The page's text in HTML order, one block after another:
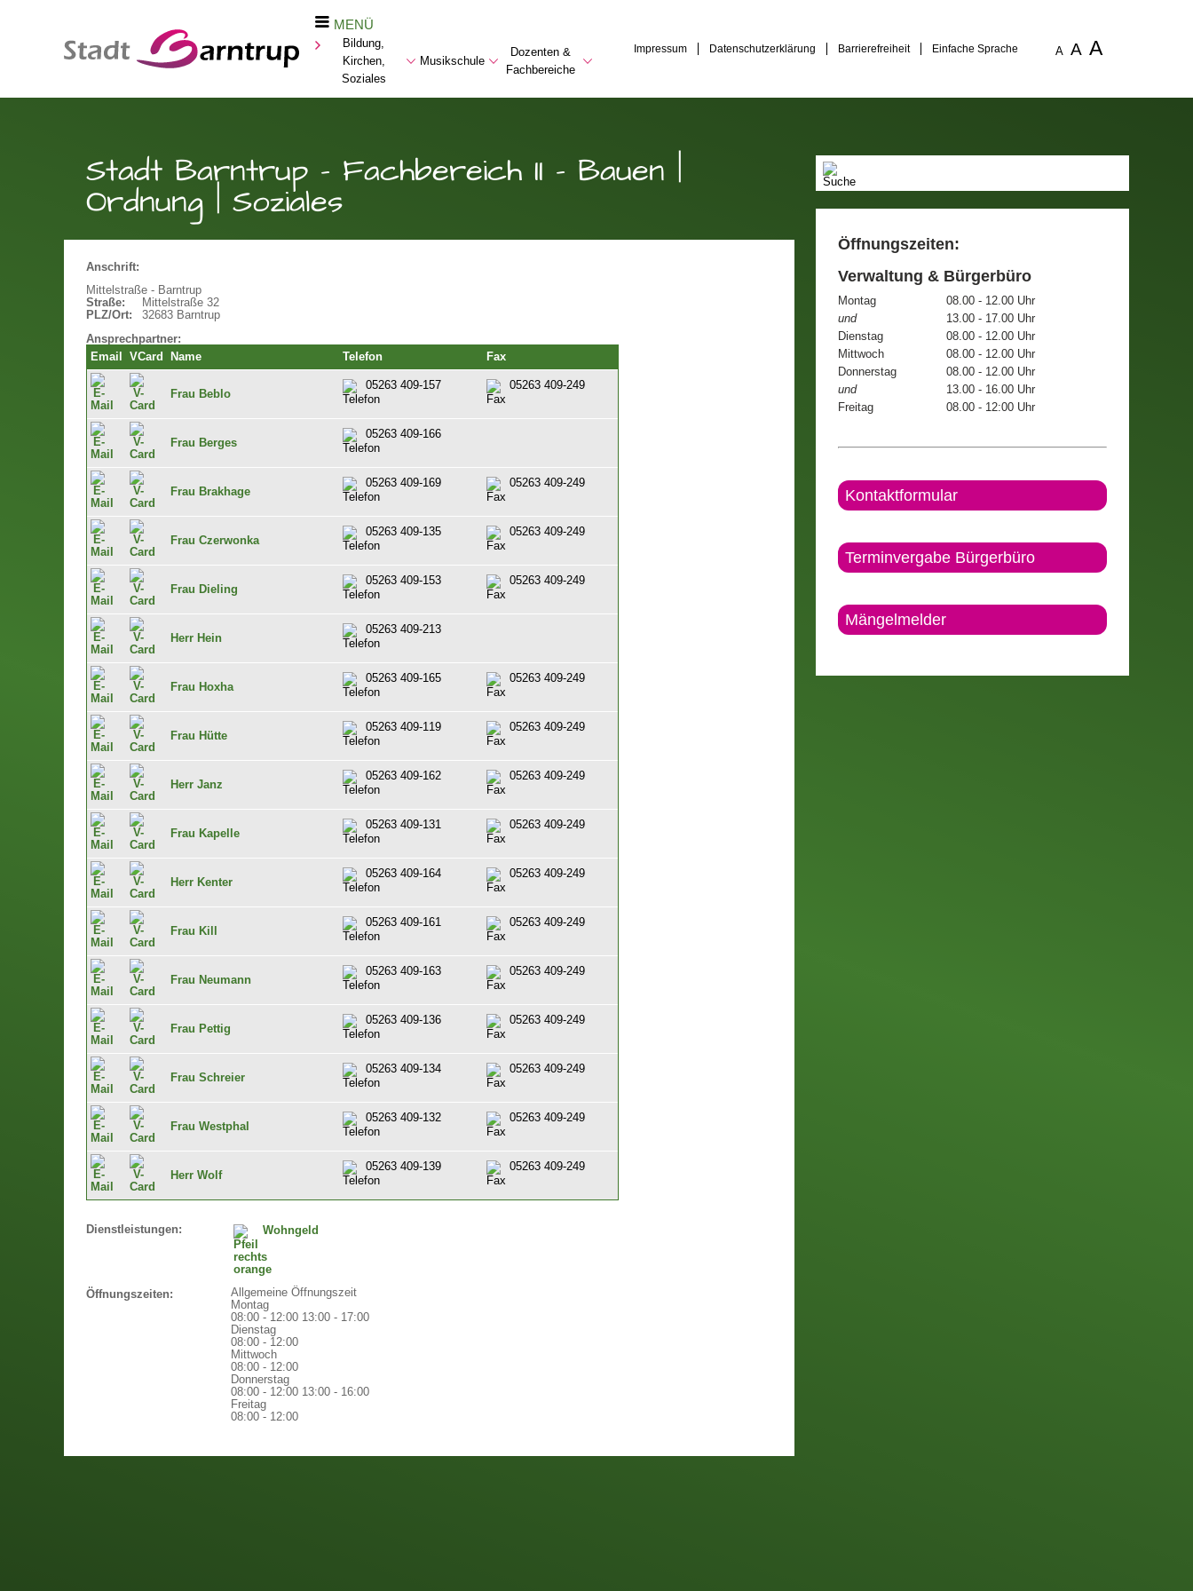
MENÜ
Bildung,
Kirchen,
Soziales
Musikschule
Dozenten &
Fachbereiche
Impressum Datenschutzerklärung Barrierefreiheit Einfache Sprache A A A
Stadt Barntrup - Fachbereich II - Bauen |
Ordnung | Soziales
Anschrift:
Mittelstraße - Barntrup
Straße:
Mittelstraße 32
PLZ/Ort:
32683 Barntrup
Ansprechpartner:
Email
VCard Name Telefon Fax
Frau Beblo
05263 409-157 05263 409-249
Frau Berges
05263 409-166
Frau Brakhage
05263 409-169 05263 409-249
Frau Czerwonka
05263 409-135 05263 409-249
Frau Dieling
05263 409-153 05263 409-249
Herr Hein
05263 409-213
Frau Hoxha
05263 409-165 05263 409-249
Frau Hütte
05263 409-119 05263 409-249
Herr Janz
05263 409-162 05263 409-249
Frau Kapelle
05263 409-131 05263 409-249
Herr Kenter
05263 409-164 05263 409-249
Frau Kill
05263 409-161 05263 409-249
Frau Neumann
05263 409-163 05263 409-249
Frau Pettig
05263 409-136 05263 409-249
Frau Schreier
05263 409-134 05263 409-249
Frau Westphal
05263 409-132 05263 409-249
Herr Wolf
05263 409-139 05263 409-249
Dienstleistungen: Wohngeld
Öffnungszeiten:
Allgemeine Öffnungszeit
Montag
08:00 - 12:00 13:00 - 17:00
Dienstag
08:00 - 12:00
Mittwoch
08:00 - 12:00
Donnerstag
08:00 - 12:00 13:00 - 16:00
Freitag
08:00 - 12:00
Öffnungszeiten:
Verwaltung & Bürgerbüro
Montag
08.00 - 12.00 Uhr
und
13.00 - 17.00 Uhr
Dienstag
08.00 - 12.00 Uhr
Mittwoch
08.00 - 12.00 Uhr
Donnerstag
08.00 - 12.00 Uhr
und
13.00 - 16.00 Uhr
Freitag
08.00 - 12:00 Uhr
Kontaktformular
Terminvergabe Bürgerbüro
Mängelmelder